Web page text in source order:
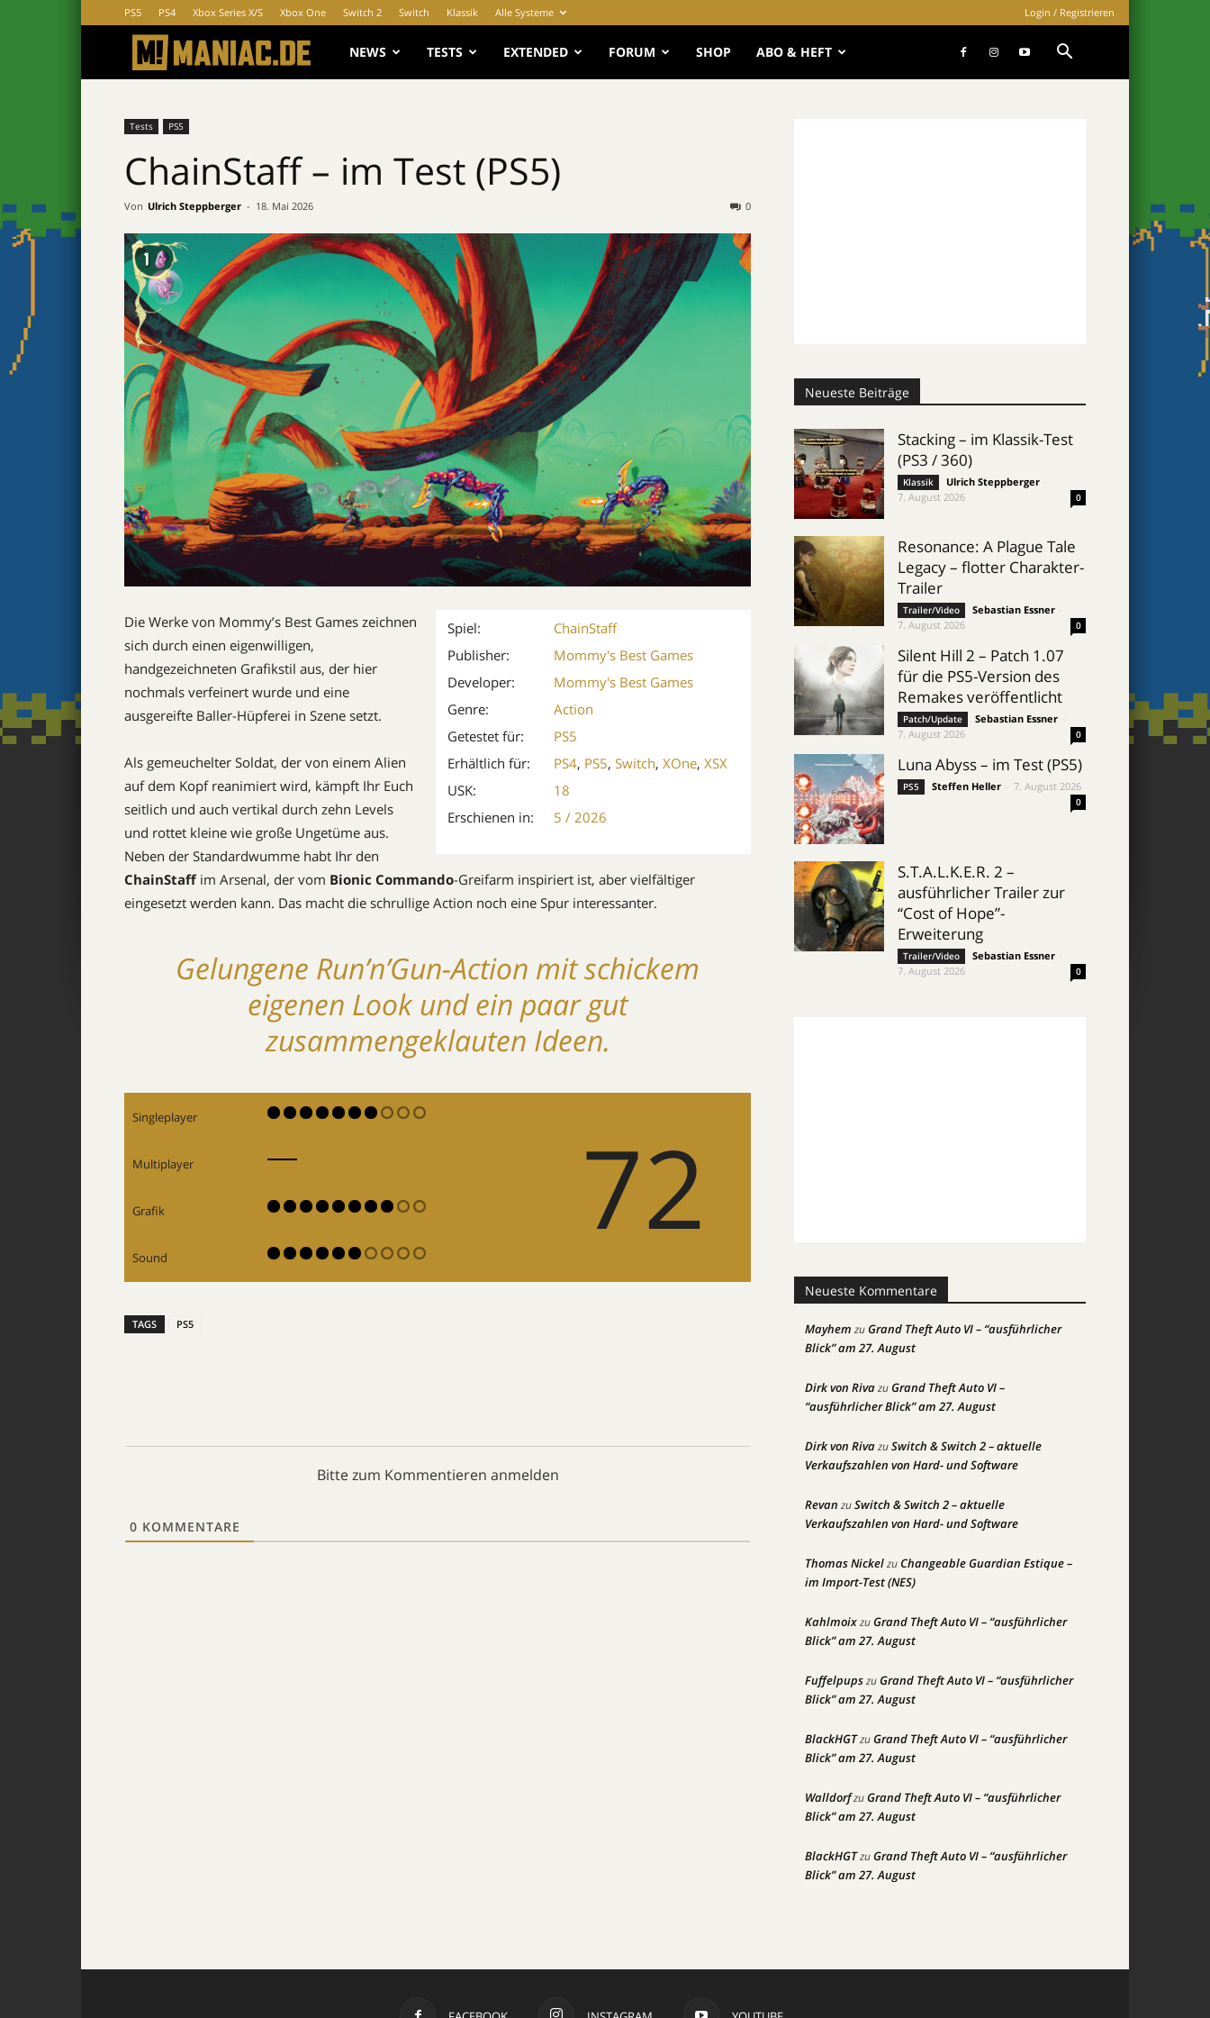
PS5 PS4 Xbox Series X/S Xbox One Switch 2 Switch Klassik Alle Systeme Login / Registrieren
MANIAC.de
NEWS TESTS EXTENDED FORUM SHOP ABO & HEFT
Tests PS5
ChainStaff – im Test (PS5)
Von Ulrich Steppberger - 18. Mai 2026 0
Spiel:
ChainStaff
Publisher:
Mommy's Best Games
Developer:
Mommy's Best Games
Genre:
Action
Getestet für:
PS5
Erhältlich für:
PS4, PS5, Switch, XOne, XSX
USK:
18
Erschienen in:
5 / 2026
Die Werke von Mommy’s Best Games zeichnen
sich durch einen eigenwilligen,
handgezeichneten Grafikstil aus, der hier
nochmals verfeinert wurde und eine
ausgereifte Baller-Hüpferei in Szene setzt.
Als gemeuchelter Soldat, der von einem Alien
auf dem Kopf reanimiert wird, kämpft Ihr Euch
seitlich und auch vertikal durch zehn Levels
und rottet kleine wie große Ungetüme aus.
Neben der Standardwumme habt Ihr den ­
ChainStaff im Arsenal, der vom Bionic Commando-Greifarm ­inspiriert ist, aber vielfältiger
eingesetzt werden kann. Das macht die schrullige Action noch eine Spur interessanter.
Gelungene Run’n’Gun-Action mit schickem
eigenen Look und ein paar gut
zusammengeklauten Ideen.
Singleplayer 72
Multiplayer
Grafik
Sound
TAGS PS5
Bitte zum Kommentieren anmelden
0 KOMMENTARE
Neueste Beiträge
Stacking – im Klassik-Test
(PS3 / 360)
Klassik Ulrich Steppberger
7. August 2026
0
Resonance: A Plague Tale
Legacy – flotter Charakter-
Trailer
Trailer/Video Sebastian Essner
7. August 2026
0
Silent Hill 2 – Patch 1.07
für die PS5-Version des
Remakes veröffentlicht
Patch/Update Sebastian Essner
7. August 2026
0
Luna Abyss – im Test (PS5)
PS5 Steffen Heller 7. August 2026
0
S.T.A.L.K.E.R. 2 –
ausführlicher Trailer zur
“Cost of Hope”-
Erweiterung
Trailer/Video Sebastian Essner
7. August 2026
0
Neueste Kommentare
Mayhem zuGrand Theft Auto VI – “ausführlicher
Blick” am 27. August
Dirk von RivazuGrand Theft Auto VI –
“ausführlicher Blick” am 27. August
Dirk von RivazuSwitch & Switch 2 – aktuelle
Verkaufszahlen von Hard- und Software
Revan zuSwitch & Switch 2 – aktuelle
Verkaufszahlen von Hard- und Software
Thomas NickelzuChangeable Guardian Estique –
im Import-Test (NES)
KahlmoixzuGrand Theft Auto VI – “ausführlicher
Blick” am 27. August
FuffelpupszuGrand Theft Auto VI – “ausführlicher
Blick” am 27. August
BlackHGTzuGrand Theft Auto VI – “ausführlicher
Blick” am 27. August
WalldorfzuGrand Theft Auto VI – “ausführlicher
Blick” am 27. August
BlackHGTzuGrand Theft Auto VI – “ausführlicher
Blick” am 27. August